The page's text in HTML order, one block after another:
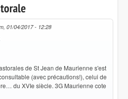
01/04/2017 - 12:28
de St Jean de Maurienne s'est
(avec précautions!), celui de
du XVIe siècle. 3G Maurienne cote